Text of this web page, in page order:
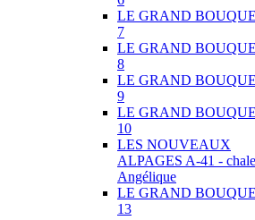
LE GRAND
7
LE GRAND
8
LE GRAND
9
LE GRAND
10
LES NOUVEAUX
ALPAGES A-41 -
Angélique
LE GRAND
13